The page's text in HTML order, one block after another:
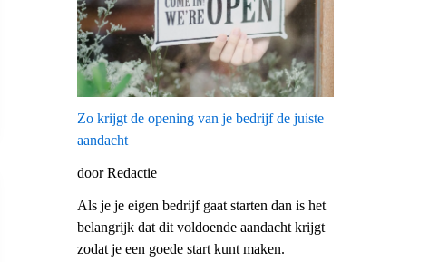
Zo krijgt de opening van je bedrijf de juiste
aandacht
door Redactie
Als je je eigen bedrijf gaat starten dan is het
belangrijk dat dit voldoende aandacht krijgt
zodat je een goede start kunt maken.